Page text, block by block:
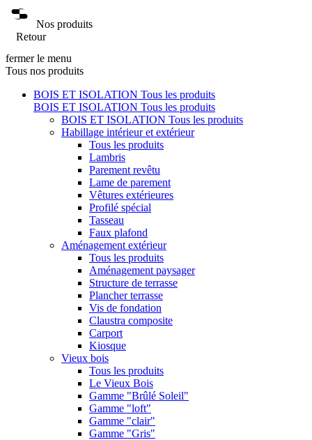
Nos produits
Retour
fermer le menu
Tous nos produits
BOIS ET ISOLATION Tous les produits
BOIS ET ISOLATION Tous les produits
BOIS ET ISOLATION Tous les produits
Habillage intérieur et extérieur
Tous les produits
Lambris
Parement revêtu
Lame de parement
Vêtures extérieures
Profilé spécial
Tasseau
Faux plafond
Aménagement extérieur
Tous les produits
Aménagement paysager
Structure de terrasse
Plancher terrasse
Vis de fondation
Claustra composite
Carport
Kiosque
Vieux bois
Tous les produits
Le Vieux Bois
Gamme "Brûlé Soleil"
Gamme "loft"
Gamme "clair"
Gamme "Gris"